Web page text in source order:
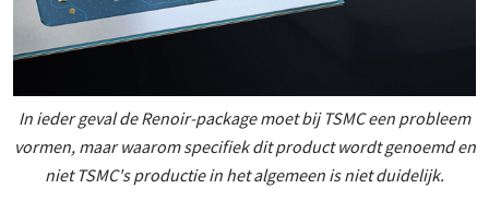
In ieder geval de Renoir-package moet bij TSMC een probleem
vormen, maar waarom specifiek dit product wordt genoemd en
niet TSMC's productie in het algemeen is niet duidelijk.